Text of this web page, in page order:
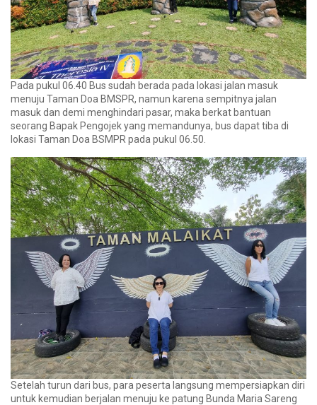
Pada pukul 06.40 Bus sudah berada pada lokasi jalan masuk
menuju Taman Doa BMSPR, namun karena sempitnya jalan
masuk dan demi menghindari pasar, maka berkat bantuan
seorang Bapak Pengojek yang memandunya, bus dapat tiba di
lokasi Taman Doa BSMPR pada pukul 06.50.
Setelah turun dari bus, para peserta langsung mempersiapkan diri
untuk kemudian berjalan menuju ke patung Bunda Maria Sareng